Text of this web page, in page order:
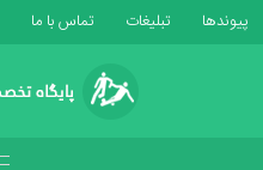
پیوندها تبلیغات تماس با ما